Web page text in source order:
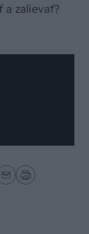
a zalievať?